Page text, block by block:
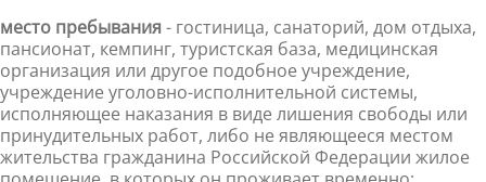
место пребывания - гостиница, санаторий, дом отдыха,
пансионат, кемпинг, туристская база, медицинская
организация или другое подобное учреждение,
учреждение уголовно-исполнительной системы,
исполняющее наказания в виде лишения свободы или
принудительных работ, либо не являющееся местом
жительства гражданина Российской Федерации жилое